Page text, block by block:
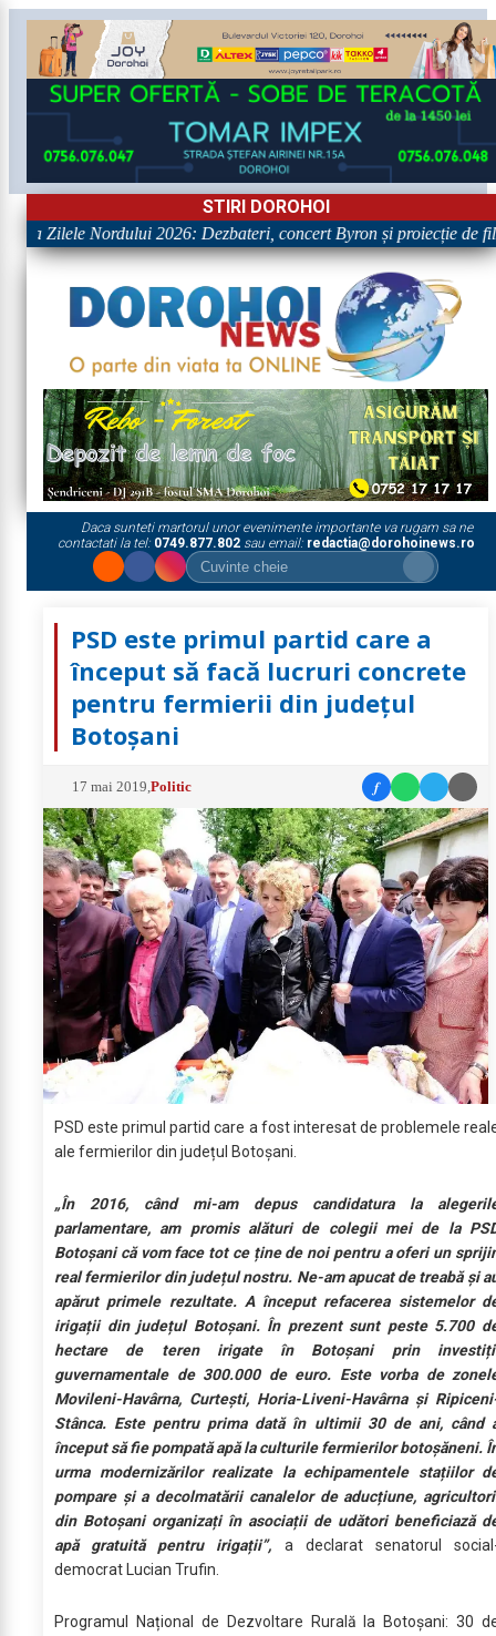
STIRI DOROHOI
la Zilele Nordului 2026: Dezbateri, concert Byron și proiecție de film
Daca sunteti martorul unor evenimente importante va rugam sa ne
contactati la tel: 0749.877.802sau email: redactia@dorohoinews.ro
PSD este primul partid care a
început să facă lucruri concrete
pentru fermierii din județul
Botoșani
17 mai 2019 ,Politic f
PSD este primul partid care a fost interesat de problemele
ale fermierilor din județul Botoșani.
„În 2016, când mi-am depus candidatura la
parlamentare, am promis alături de colegii mei de la
Botoșani că vom face tot ce ține de noi pentru a oferi un
real fermierilor din județul nostru. Ne-am apucat de treabă și
apărut primele rezultate. A început refacerea sistemelor
irigații din județul Botoșani. În prezent sunt peste 5.700
hectare de teren irigate în Botoșani prin
guvernamentale de 300.000 de euro. Este vorba de
Movileni-Havârna, Curtești, Horia-Liveni-Havârna și
Stânca. Este pentru prima dată în ultimii 30 de ani, când
început să fie pompată apă la culturile fermierilor botoșăneni.
urma modernizărilor realizate la echipamentele stațiilor
pompare și a decolmatării canalelor de aducțiune,
din Botoșani organizați în asociații de udători beneficiază
apă gratuită pentru irigații”, a declarat senatorul
democrat Lucian Trufin.
Programul Național de Dezvoltare Rurală la Botoșani: 30